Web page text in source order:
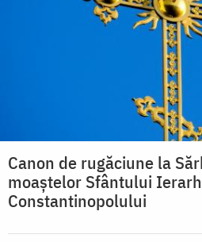
Canon de rugăciune la
moaştelor Sfântului
Constantinopolului